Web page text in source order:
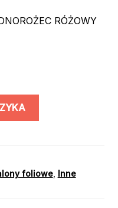
RÓŻOWY
foliowe, Inne